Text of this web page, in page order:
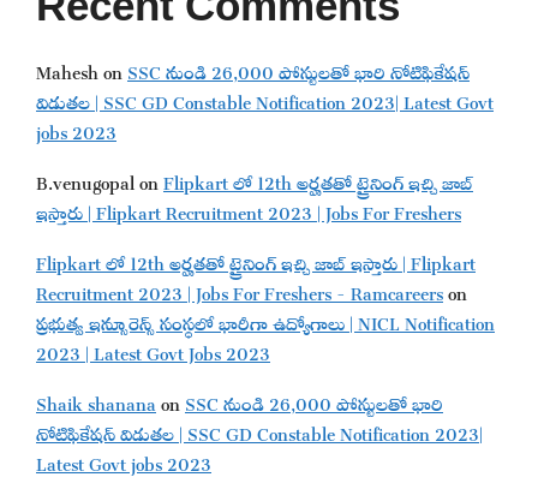
MaheshonSSC నుండి 26,000 పోస్టులతో భారి నోటిఫికేషన్
విడుతల | SSC GD Constable Notification 2023| Latest Govt
jobs 2023
B.venugopalonFlipkart లో 12th అర్హతతో ట్రైనింగ్ ఇచ్చి జాబ్
ఇస్తారు | Flipkart Recruitment 2023 | Jobs For Freshers
Flipkart లో 12th అర్హతతో ట్రైనింగ్ ఇచ్చి జాబ్ ఇస్తారు | Flipkart
Recruitment 2023 | Jobs For Freshers - Ramcareerson
ప్రభుత్వ ఇన్సూరెన్స్ సంస్థలో భారీగా ఉద్యోగాలు | NICL Notification
2023 | Latest Govt Jobs 2023
Shaik shananaonSSC నుండి 26,000 పోస్టులతో భారి
నోటిఫికేషన్ విడుతల | SSC GD Constable Notification 2023|
Latest Govt jobs 2023